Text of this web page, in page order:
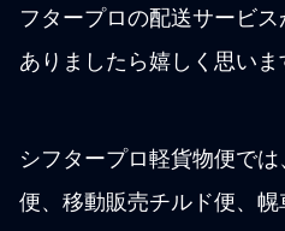
フタープロの配送サービ
ありましたら嬉しく思いま
シフタープロ軽貨物便で
便、移動販売チルド便、幌